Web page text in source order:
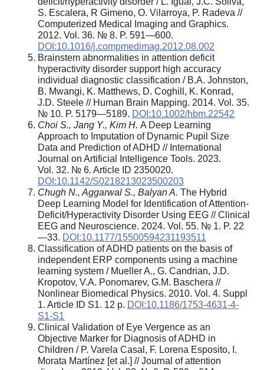
S. Escalera, R Gimeno, O. Vilarroya, P. Radeva //
Computerized Medical Imaging and Graphics.
2012. Vol. 36. № 8. P. 591—600.
DOI:10.1016/j.compmedimag.2012.08.002
Brainstem abnormalities in attention deficit
hyperactivity disorder support high accuracy
individual diagnostic classification / B.A. Johnston,
B. Mwangi, K. Matthews, D. Coghill, K. Konrad,
J.D. Steele // Human Brain Mapping. 2014. Vol. 35.
№ 10. P. 5179—5189. DOI:10.1002/hbm.22542
Choi S., Jang Y., Kim H. A Deep Learning
Approach to Imputation of Dynamic Pupil Size
Data and Prediction of ADHD // International
Journal on Artificial Intelligence Tools. 2023.
Vol. 32. № 6. Article ID 2350020.
DOI:10.1142/S0218213023500203
Chugh N., Aggarwal S., Balyan A. The Hybrid
Deep Learning Model for Identification of Attention-
Deficit/Hyperactivity Disorder Using EEG // Clinical
EEG and Neuroscience. 2024. Vol. 55. № 1. P. 22
—33. DOI:10.1177/15500594231193511
Classification of ADHD patients on the basis of
independent ERP components using a machine
learning system / Mueller A., G. Candrian, J.D.
Kropotov, V.A. Ponomarev, G.M. Baschera //
Nonlinear Biomedical Physics. 2010. Vol. 4. Suppl
1. Article ID S1. 12 p. DOI:10.1186/1753-4631-4-
S1-S1
Clinical Validation of Eye Vergence as an
Objective Marker for Diagnosis of ADHD in
Children / P. Varela Casal, F. Lorena Esposito, I.
Morata Martínez [et al.] // Journal of attention